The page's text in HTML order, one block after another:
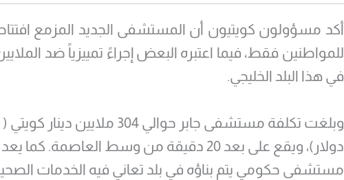
أكد مسؤولون كويتيون أن المستشفى الجديد المزمع
للمواطنين فقط، فيما اعتبره البعض إجراءً تمييزياً ضد
في هذا البلد الخليجي.
دولار)، ويقع على بعد 20 دقيقة من وسط العاصمة. كما
مستشفى حكومي يتم بناؤه في بلد تعاني فيه الخدمات